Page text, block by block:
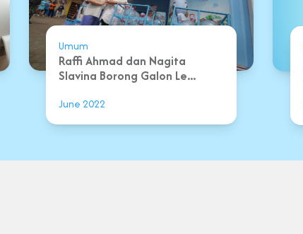
Umum
Raffi Ahmad dan Nagita
Slavina Borong Galon Le...
June 2022